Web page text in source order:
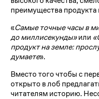
преимущества
«Самые точные часы в
до миллисекунды»или
продукт на земле:
думаете».
Вместо того чтобы с
открыто в лоб
читателям историю.